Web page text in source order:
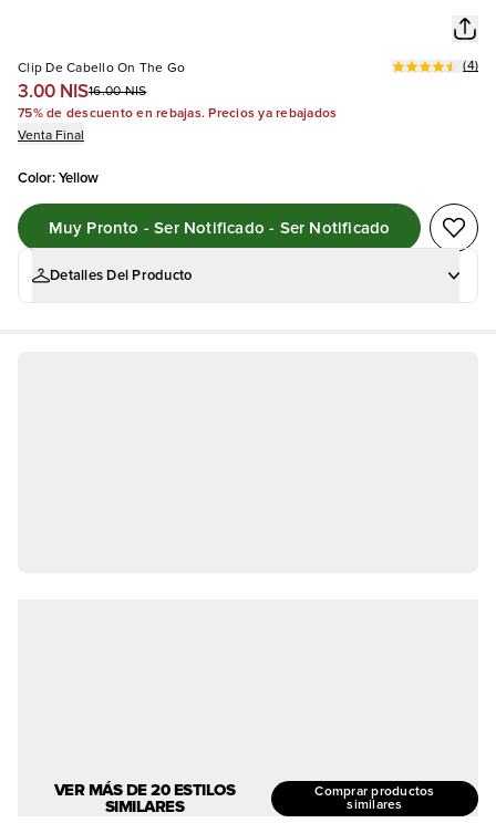
Clip De Cabello On The Go
3.00 NIS16.00 NIS
(4)
75% de descuento en rebajas. Precios ya rebajados
Venta Final
Color:Yellow
Muy Pronto - Ser Notificado - Ser Notificado
Detalles Del Producto
VER MÁS DE 20 ESTILOS
SIMILARES
Comprar productos
similares